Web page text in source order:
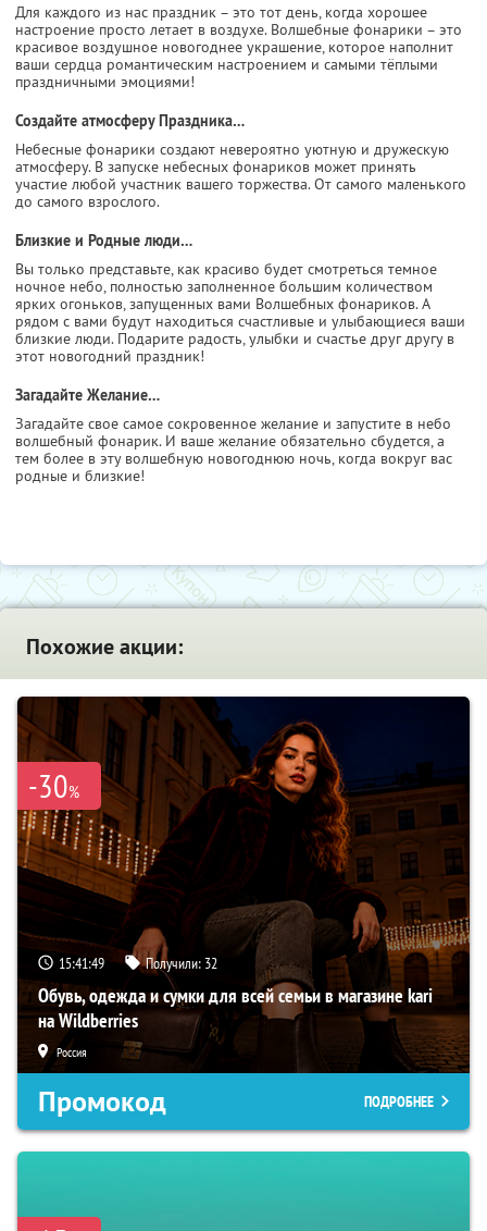
Для каждого из нас праздник – это тот день, когда хорошее
настроение просто летает в воздухе. Волшебные фонарики – это
красивое воздушное новогоднее украшение, которое наполнит
ваши сердца романтическим настроением и самыми тёплыми
праздничными эмоциями!
Создайте атмосферу Праздника…
Небесные фонарики создают невероятно уютную и дружескую
атмосферу. В запуске небесных фонариков может принять
участие любой участник вашего торжества. От самого маленького
до самого взрослого.
Близкие и Родные люди…
Вы только представьте, как красиво будет смотреться темное
ночное небо, полностью заполненное большим количеством
ярких огоньков, запущенных вами Волшебных фонариков. А
рядом с вами будут находиться счастливые и улыбающиеся ваши
близкие люди. Подарите радость, улыбки и счастье друг другу в
этот новогодний праздник!
Загадайте Желание…
Загадайте свое самое сокровенное желание и запустите в небо
волшебный фонарик. И ваше желание обязательно сбудется, а
тем более в эту волшебную новогоднюю ночь, когда вокруг вас
родные и близкие!
Похожие акции:
-30%
15:41:48 Получили: 32
Обувь, одежда и сумки для всей семьи в магазине kari
на Wildberries
Россия
Промокод ПОДРОБНЕЕ